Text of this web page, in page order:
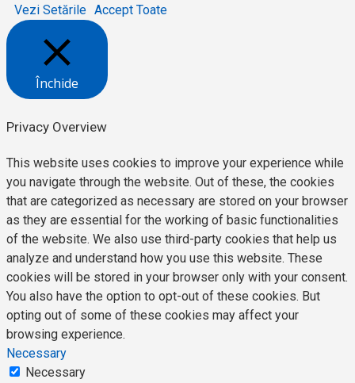
Vezi Setările Accept Toate
Închide
Privacy Overview
This website uses cookies to improve your experience while
you navigate through the website. Out of these, the cookies
that are categorized as necessary are stored on your browser
as they are essential for the working of basic functionalities
of the website. We also use third-party cookies that help us
analyze and understand how you use this website. These
cookies will be stored in your browser only with your consent.
You also have the option to opt-out of these cookies. But
opting out of some of these cookies may affect your
browsing experience.
Necessary
Necessary